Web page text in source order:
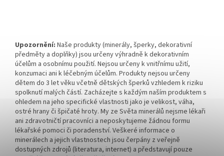
Upozornění: Naše produkty (minerály, šperky, dekorativní
předměty a doplňky) jsou určeny výhradně k dekorativním
účelům a osobnímu použití. Nejsou určeny k vnitřnímu užití,
konzumaci ani k léčebným účelům. Produkty nejsou určeny
dětem do 3 let věku včetně dětských šperků vzhledem k riziku
spolknutí malých částí. Zacházejte s každým naším produktem s
ohledem na jeho specifické vlastnosti jako je velikost, váha,
ostré hrany či špičaté hroty. My ze Světa minerálů nejsme lékaři
ani zdravotničtí pracovníci a neposkytujeme žádnou formu
lékařské pomoci či poradenství. Veškeré informace o
minerálech a jejich vlastnostech jsou čerpány z veřejně
dostupných zdrojů (literatura, internet) a představují pouze